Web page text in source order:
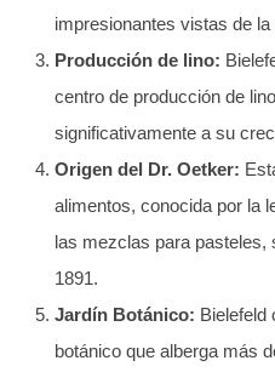
impresionantes vistas de la
Producción de lino:
centro de producción de
significativamente a su
Origen del Dr. Oetker:
alimentos, conocida por la
las mezclas para pasteles,
1891.
Jardín Botánico: Bielefeld
botánico que alberga más